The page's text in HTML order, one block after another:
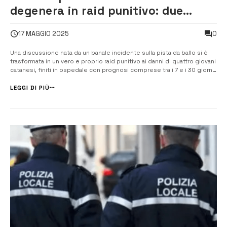
degenera in raid punitivo: due
17 MAGGIO 2025 0
Una discussione nata da un banale incidente sulla pista da ballo si è
trasformata in un vero e proprio raid punitivo ai danni di quattro giovani
catanesi, finiti in ospedale con prognosi comprese tra i 7 e i 30 giorni.
aprile in una […]
LEGGI DI PIÙ